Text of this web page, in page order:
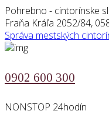
Pohrebno - cintorínske
Fraňa Kráľa 2052/84,
Správa mestských
0902 600 300
NONSTOP 24hodín